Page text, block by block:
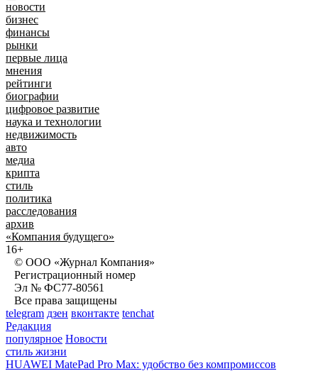
новости
бизнес
финансы
рынки
первые лица
мнения
рейтинги
биографии
цифровое развитие
наука и технологии
недвижимость
авто
медиа
крипта
стиль
политика
расследования
архив
«Компания будущего»
16+
© ООО «Журнал Компания»
Регистрационный номер
Эл № ФС77-80561
Все права защищены
telegram дзен вконтакте tenchat
Редакция
популярное Новости
стиль жизни
HUAWEI MatePad Pro Max: удобство без компромиссов